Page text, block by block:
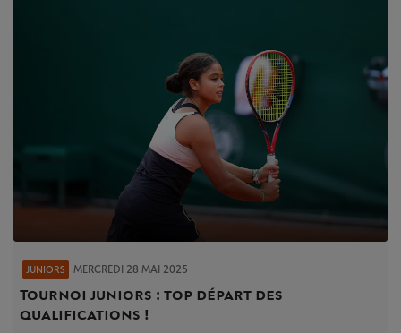
JUNIORS MERCREDI 28 MAI 2025
Tournoi juniors : top départ des
qualifications !